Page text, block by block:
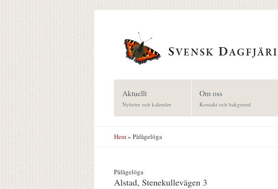
Aktuellt
Nyheter och kalender
Om oss
Kontakt och bakgrund
Hem» Påfågelöga
Påfågelöga
Alstad, Stenekullevägen 3